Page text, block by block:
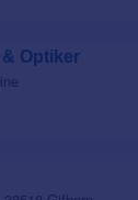
Optiker